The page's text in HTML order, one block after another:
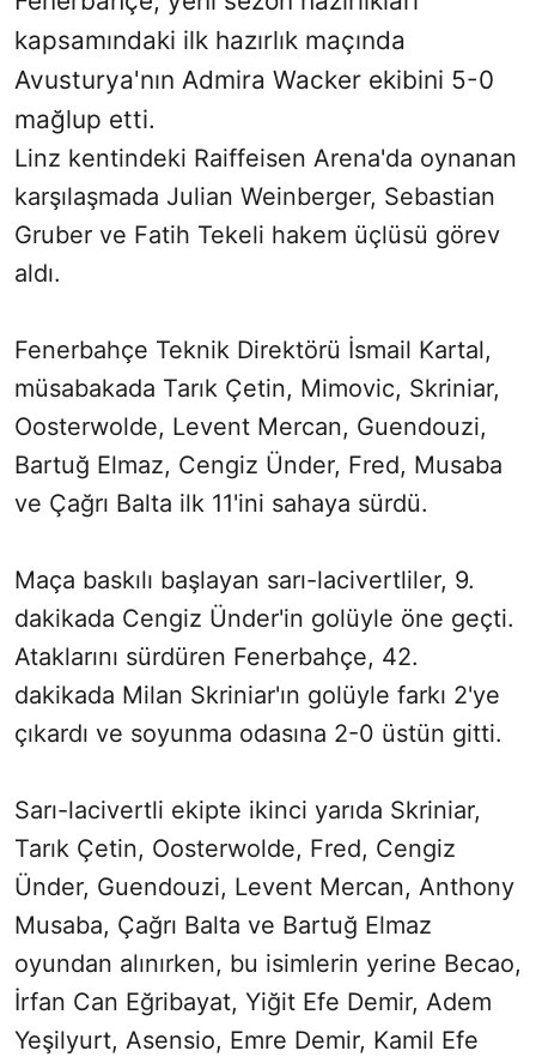
kapsamındaki ilk hazırlık maçında
Avusturya'nın Admira Wacker ekibini 5-0
mağlup etti.
Linz kentindeki Raiffeisen Arena'da oynanan
karşılaşmada Julian Weinberger, Sebastian
Gruber ve Fatih Tekeli hakem üçlüsü görev
aldı.
Fenerbahçe Teknik Direktörü İsmail Kartal,
müsabakada Tarık Çetin, Mimovic, Skriniar,
Oosterwolde, Levent Mercan, Guendouzi,
Bartuğ Elmaz, Cengiz Ünder, Fred, Musaba
ve Çağrı Balta ilk 11'ini sahaya sürdü.
Maça baskılı başlayan sarı-lacivertliler, 9.
dakikada Cengiz Ünder'in golüyle öne geçti.
Ataklarını sürdüren Fenerbahçe, 42.
dakikada Milan Skriniar'ın golüyle farkı 2'ye
çıkardı ve soyunma odasına 2-0 üstün gitti.
Sarı-lacivertli ekipte ikinci yarıda Skriniar,
Tarık Çetin, Oosterwolde, Fred, Cengiz
Ünder, Guendouzi, Levent Mercan, Anthony
Musaba, Çağrı Balta ve Bartuğ Elmaz
oyundan alınırken, bu isimlerin yerine Becao,
İrfan Can Eğribayat, Yiğit Efe Demir, Adem
Yeşilyurt, Asensio, Emre Demir, Kamil Efe